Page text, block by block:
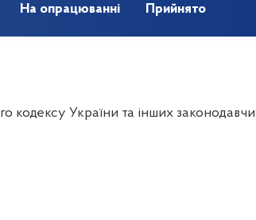
На опрацюванні Прийнято
кодексу України та інших